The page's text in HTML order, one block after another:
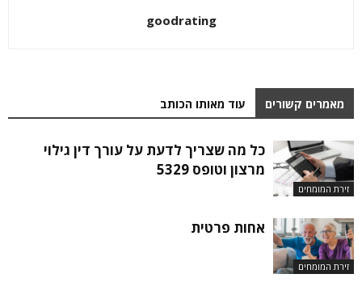
goodrating
מאמרים קשורים עוד מאותו הכותב
זירת המומחים
כל מה שצריך לדעת על עורך דין גילוי
מרצון וטופס 5329
זירת המומחים
אחות פרטית